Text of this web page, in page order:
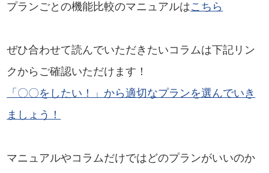
プランごとの機能比較のマニュアルはこちら
ぜひ合わせて読んでいただきたいコラムは下記リン
クからご確認いただけます！
「〇〇をしたい！」から適切なプランを選んでいき
ましょう！
マニュアルやコラムだけではどのプランがいいのか